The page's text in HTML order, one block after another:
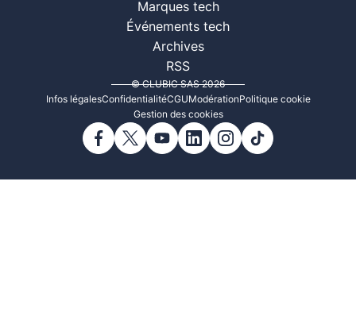
Marques tech
Événements tech
Archives
RSS
© CLUBIC SAS 2026
Infos légalesConfidentialitéCGUModérationPolitique cookie
Gestion des cookies